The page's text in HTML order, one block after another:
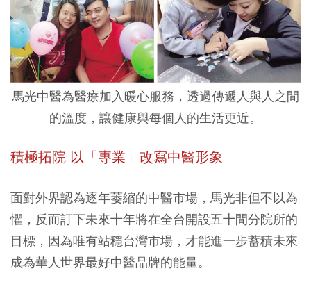
馬光中醫為醫療加入暖心服務，透過傳遞人與人之間
的溫度，讓健康與每個人的生活更近。
積極拓院 以「專業」改寫中醫形象
面對外界認為逐年萎縮的中醫市場，馬光非但不以為
懼，反而訂下未來十年將在全台開設五十間分院所的
目標，因為唯有站穩台灣市場，才能進一步蓄積未來
成為華人世界最好中醫品牌的能量。